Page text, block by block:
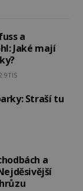
a
Jaké mají
Straší tu
a